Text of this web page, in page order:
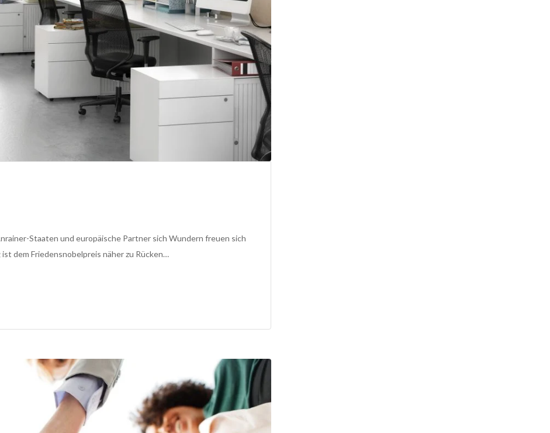
Staaten und europäische Partner sich Wundern freuen sich
dem Friedensnobelpreis näher zu Rücken…